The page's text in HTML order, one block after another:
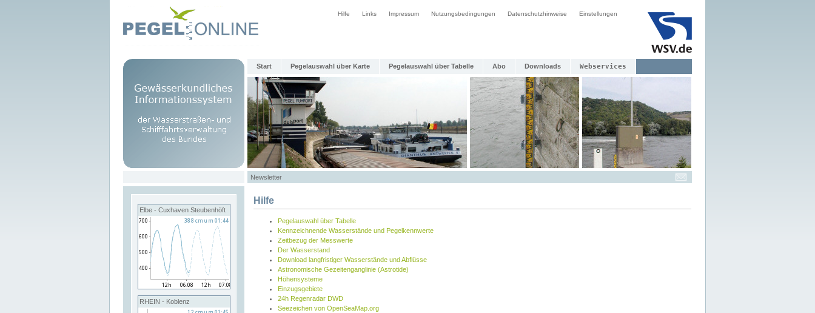
Hilfe Links Impressum Nutzungsbedingungen Datenschutzhinweise Einstellungen
Start Pegelauswahl über Karte Pegelauswahl über Tabelle Abo Downloads Webservices
Newsletter
Elbe - Cuxhaven Steubenhöft
RHEIN - Koblenz
Hilfe
Pegelauswahl über Tabelle
Kennzeichnende Wasserstände und Pegelkennwerte
Zeitbezug der Messwerte
Der Wasserstand
Download langfristiger Wasserstände und Abflüsse
Astronomische Gezeitenganglinie (Astrotide)
Höhensysteme
Einzugsgebiete
24h Regenradar DWD
Seezeichen von OpenSeaMap.org